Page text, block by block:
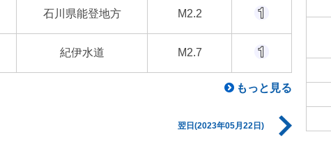
石川県能登地方 M2.2
紀伊水道 M2.7
もっと見る
翌日(2023年05月22日)